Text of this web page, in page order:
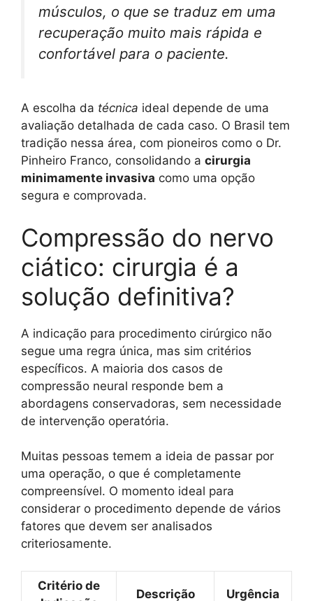
músculos, o que se traduz em uma
recuperação muito mais rápida e
confortável para o paciente.
A escolha da técnica ideal depende de uma
avaliação detalhada de cada caso. O Brasil tem
tradição nessa área, com pioneiros como o Dr.
Pinheiro Franco, consolidando a cirurgia
minimamente invasiva como uma opção
segura e comprovada.
Compressão do nervo
ciático: cirurgia é a
solução definitiva?
A indicação para procedimento cirúrgico não
segue uma regra única, mas sim critérios
específicos. A maioria dos casos de
compressão neural responde bem a
abordagens conservadoras, sem necessidade
de intervenção operatória.
Muitas pessoas temem a ideia de passar por
uma operação, o que é completamente
compreensível. O momento ideal para
considerar o procedimento depende de vários
fatores que devem ser analisados
criteriosamente.
Critério de
Descrição Urgência